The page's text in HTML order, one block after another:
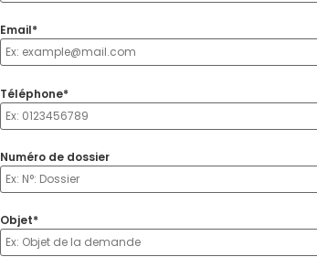
Email*
Téléphone*
Numéro de dossier
Objet*